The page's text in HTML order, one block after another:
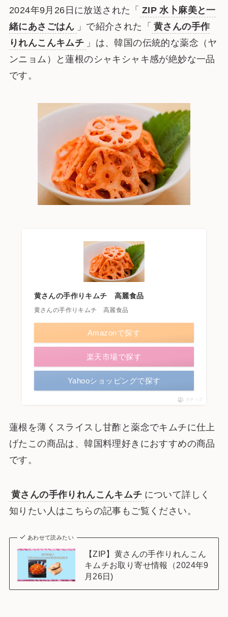
2024年9月26日に放送された「 ZIP 水卜麻美と一
緒にあさごはん 」で紹介された「 黄さんの手作
りれんこんキムチ 」は、韓国の伝統的な薬念（ヤ
ンニョム）と蓮根のシャキシャキ感が絶妙な一品
です。
黄さんの手作りキムチ 高麗食品
黄さんの手作りキムチ 高麗食品
Amazonで探す
楽天市場で探す
Yahooショッピングで探す
ポチップ
蓮根を薄くスライスし甘酢と薬念でキムチに仕上
げたこの商品は、韓国料理好きにおすすめの商品
です。
黄さんの手作りれんこんキムチ について詳しく
知りたい人はこちらの記事もご覧ください。
あわせて読みたい
【ZIP】黄さんの手作りれんこん
キムチお取り寄せ情報（2024年9
月26日)